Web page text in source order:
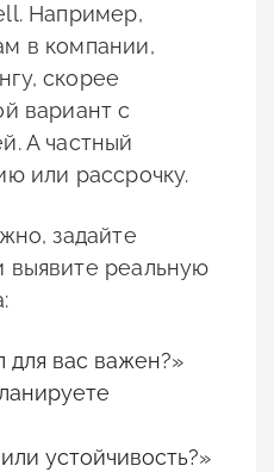
Например,
в компании,
скорее
вариант с
А частный
или рассрочку.
задайте
выявите реальную
для вас важен?»
устойчивость?»